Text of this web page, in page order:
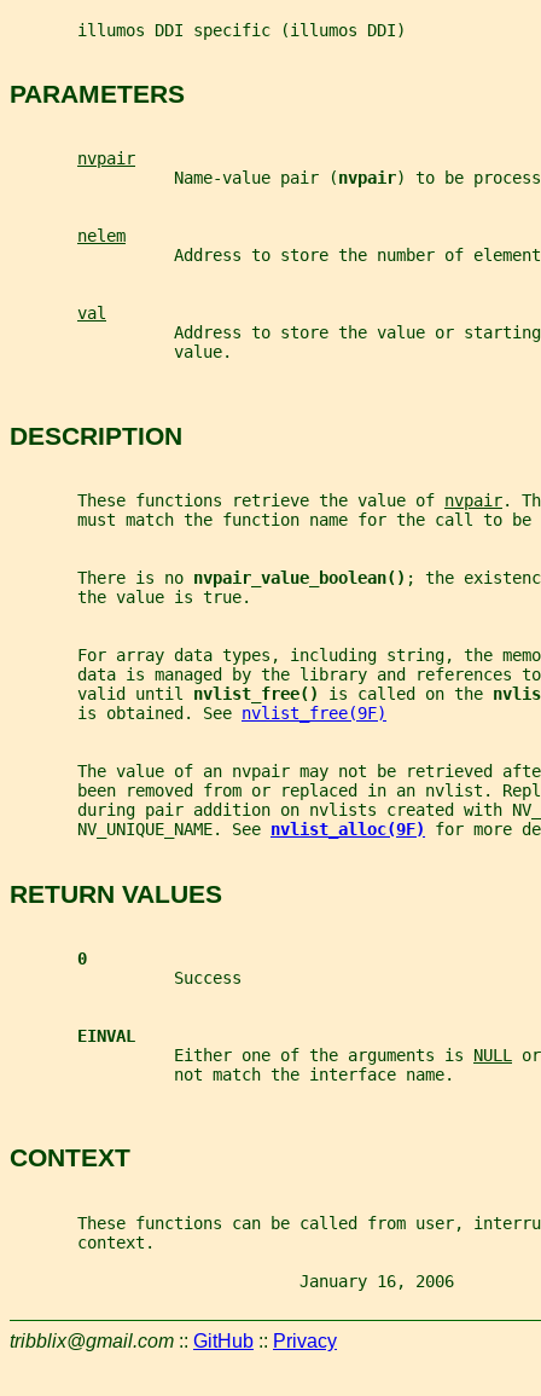
       illumos DDI specific (illumos DDI)
PARAMETERS
nvpair
                 Name-value pair (
nvpair) to be
nelem
Address to store the number of
val
Address to store the value or
                 value.
DESCRIPTION
       These functions retrieve the value of
nvpair.
must match the function name for the call to be
       There is no
nvpair_value_boolean() ; the
       the value is true.
For array data types, including string, the
data is managed by the library and references
       valid until
nvlist_free() is called on the
       is obtained. See
nvlist_free(9F)
The value of an nvpair may not be retrieved
been removed from or replaced in an nvlist.
during pair addition on nvlists created with
       NV_UNIQUE_NAME. See
nvlist_alloc(9F) for more
RETURN VALUES
0
                 Success
EINVAL
                 Either one of the arguments is
NULL
                 not match the interface name.
CONTEXT
These functions can be called from user,
       context.
January 16, 2006
tribblix@gmail.com :: GitHub :: Privacy